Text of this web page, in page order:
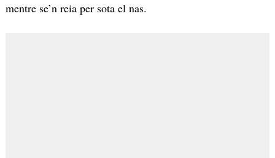
mentre se’n reia per sota el nas.